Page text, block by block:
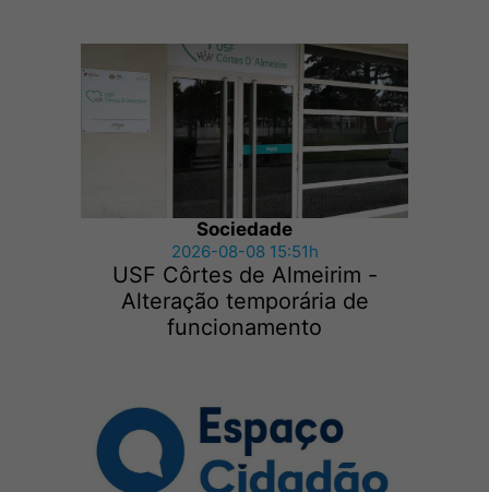
Sociedade
2026-08-08 15:51h
USF Côrtes de Almeirim -
Alteração temporária de
funcionamento